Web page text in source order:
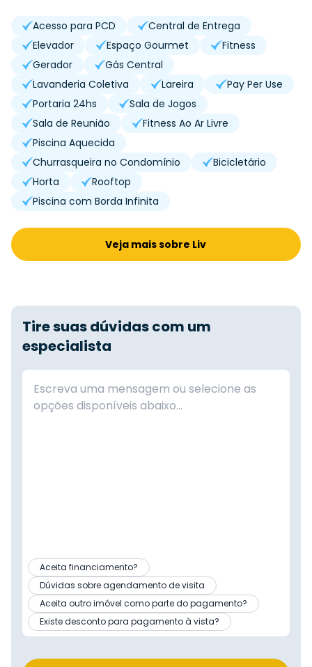
Acesso para PCD
Central de Entrega
Elevador
Espaço Gourmet
Fitness
Gerador
Gás Central
Lavanderia Coletiva
Lareira
Pay Per Use
Portaria 24hs
Sala de Jogos
Sala de Reunião
Fitness Ao Ar Livre
Piscina Aquecida
Churrasqueira no Condomínio
Bicicletário
Horta
Rooftop
Piscina com Borda Infinita
Veja mais sobre Liv
Tire suas dúvidas com um
especialista
Aceita financiamento?
Dúvidas sobre agendamento de visita
Aceita outro imóvel como parte do pagamento?
Existe desconto para pagamento à vista?